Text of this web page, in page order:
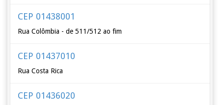
CEP 01438001
Rua Colômbia - de 511/512 ao fim
CEP 01437010
Rua Costa Rica
CEP 01436020